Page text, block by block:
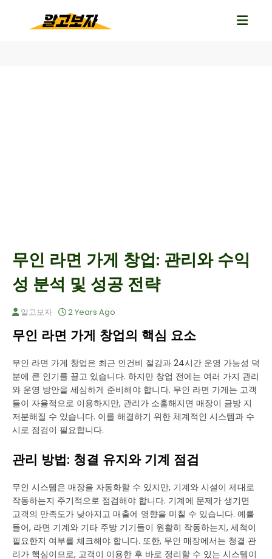
무인 라면 가게 창업: 관리와 수익
성 분석 및 성공 전략
알고보자 2 Years Ago
무인 라면 가게 창업의 핵심 요소
무인 라면 가게 창업은 최근 인건비 절감과 24시간 운영 가능성 덕
분에 큰 인기를 끌고 있습니다. 하지만 창업 전에는 여러 가지 관리
와 운영 방안을 세심하게 준비해야 합니다. 무인 라면 가게는 고객
들이 자율적으로 이용하지만, 관리가 소홀해지면 매장이 금방 지
저분해질 수 있습니다. 이를 해결하기 위한 체계적인 시스템과 수
시로 점검이 필요합니다.
관리 방법: 청결 유지와 기계 점검
무인 시스템은 매장을 자동화할 수 있지만, 기계와 시설이 제대로
작동하는지 주기적으로 점검해야 합니다. 기계에 문제가 생기면
고객의 만족도가 낮아지고 매출에 영향을 미칠 수 있습니다. 예를
들어, 라면 기계와 기타 주방 기기들이 원활히 작동하는지, 세척이
필요한지 여부를 체크해야 합니다. 또한, 무인 매장에서는 청결 관
리가 핵심이므로, 고객이 이용한 후 바로 정리할 수 있는 시스템이